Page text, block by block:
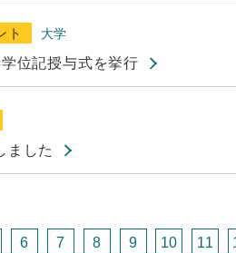
ト 大学
位記授与式を挙行
ました
6 7 8 9 10 11